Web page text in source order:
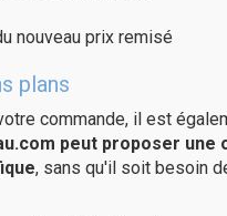
nouveau prix remisé
plans
commande, il est
peut proposer une
, sans qu'il soit besoin